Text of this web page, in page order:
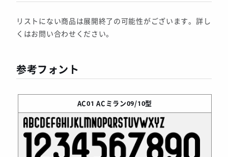
リストにない商品は展開終了の可能性がございます。詳し
くはお問い合わせください。
参考フォント
AC01 ACミラン09/10型